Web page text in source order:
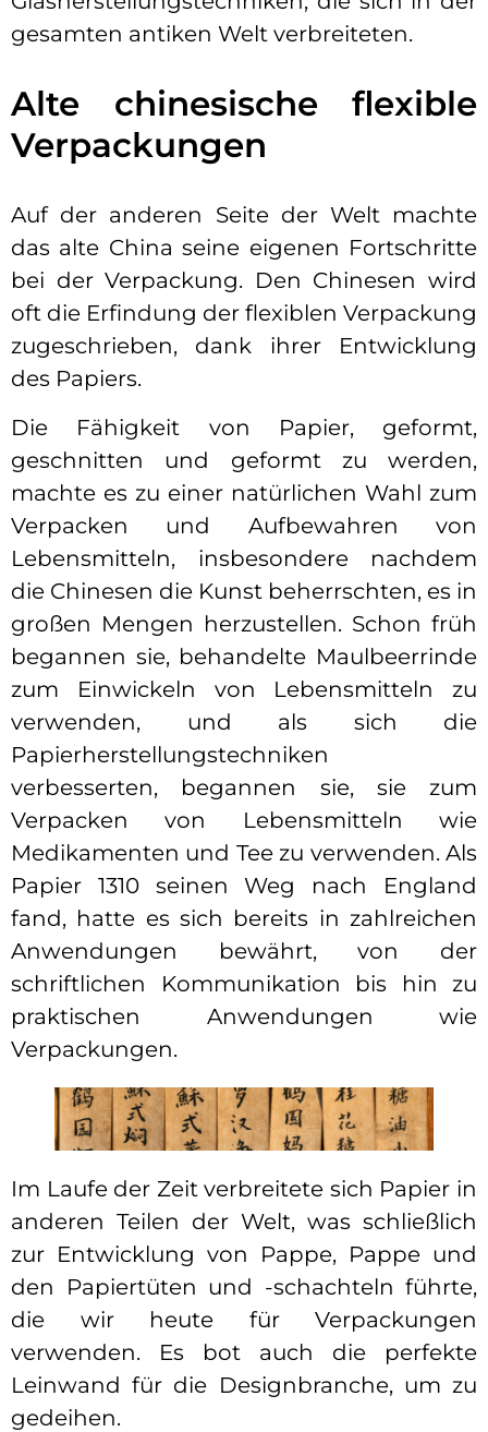
gesamten antiken Welt verbreiteten.
Alte chinesische flexible
Verpackungen
Auf der anderen Seite der Welt machte
das alte China seine eigenen Fortschritte
bei der Verpackung. Den Chinesen wird
oft die Erfindung der flexiblen Verpackung
zugeschrieben, dank ihrer Entwicklung
des Papiers.
Die Fähigkeit von Papier, geformt,
geschnitten und geformt zu werden,
machte es zu einer natürlichen Wahl zum
Verpacken und Aufbewahren von
Lebensmitteln, insbesondere nachdem
die Chinesen die Kunst beherrschten, es in
großen Mengen herzustellen. Schon früh
begannen sie, behandelte Maulbeerrinde
zum Einwickeln von Lebensmitteln zu
verwenden, und als sich die
Papierherstellungstechniken
verbesserten, begannen sie, sie zum
Verpacken von Lebensmitteln wie
Medikamenten und Tee zu verwenden. Als
Papier 1310 seinen Weg nach England
fand, hatte es sich bereits in zahlreichen
Anwendungen bewährt, von der
schriftlichen Kommunikation bis hin zu
praktischen Anwendungen wie
Verpackungen.
Im Laufe der Zeit verbreitete sich Papier in
anderen Teilen der Welt, was schließlich
zur Entwicklung von Pappe, Pappe und
den Papiertüten und -schachteln führte,
die wir heute für Verpackungen
verwenden. Es bot auch die perfekte
Leinwand für die Designbranche, um zu
gedeihen.